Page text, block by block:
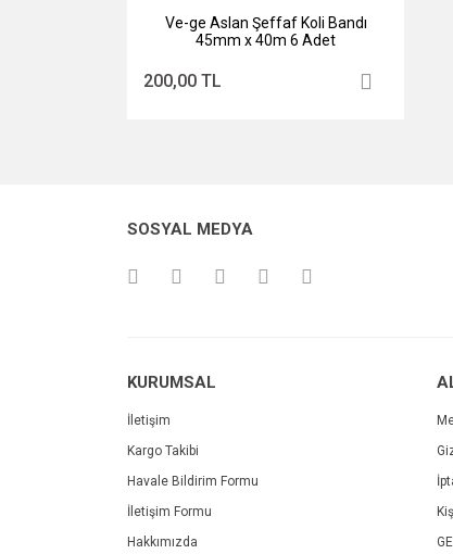
Ve-ge Aslan Şeffaf Koli Bandı
45mm x 40m 6 Adet
200,00 TL
SOSYAL MEDYA
KURUMSAL
İletişim
Kargo Takibi
Havale Bildirim Formu
İletişim Formu
Hakkımızda